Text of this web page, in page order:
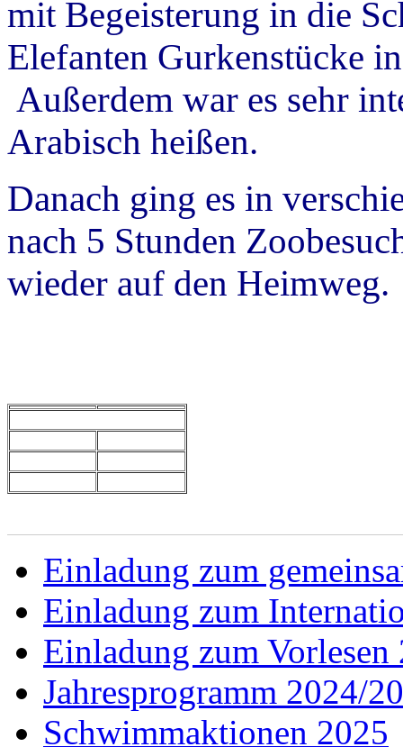
mit Begeisterung in die
Elefanten Gurkenstücke
Außerdem war es sehr
Arabisch heißen.
Danach ging es in
nach 5 Stunden
wieder auf den Heimweg.
Einladung zum
Einladung zum
Einladung zum Vorlesen
Jahresprogramm 2024/
Schwimmaktionen 2025